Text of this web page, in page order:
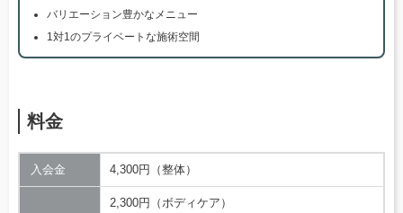
バリエーション豊かなメニュー
1対1のプライベートな施術空間
料金
入会金 4,300円（整体）
2,300円（ボディケア）